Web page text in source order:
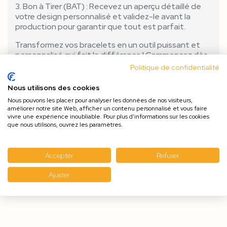
3. Bon à Tirer (BAT) : Recevez un aperçu détaillé de
votre design personnalisé et validez-le avant la
production pour garantir que tout est parfait.
Transformez vos bracelets en un outil puissant et
personnalisé qui fait la différence ! Commencez dès
maintenant et voyez comment un simple bracelet
ou de votre marque. Laissez libre cours à votre
créativité et démarquez-vous avec nos bracelets
personnalisés !
Politique de confidentialité
Nous utilisons des cookies
Nous pouvons les placer pour analyser les données de nos visiteurs,
améliorer notre site Web, afficher un contenu personnalisé et vous faire
vivre une expérience inoubliable. Pour plus d'informations sur les cookies
que nous utilisons, ouvrez les paramètres.
Accepter Refuser
Ajuster